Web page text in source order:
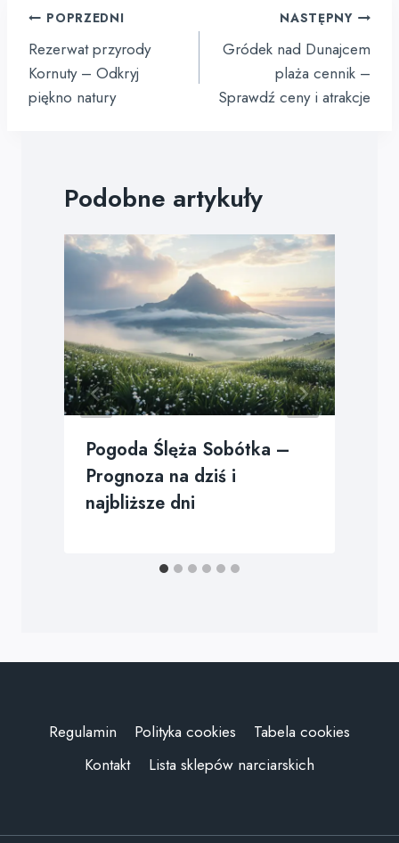
Nawigacja
wpisu
POPRZEDNI
Rezerwat przyrody
Kornuty – Odkryj
piękno natury
NASTĘPNY
Gródek nad Dunajcem
plaża cennik –
Sprawdź ceny i atrakcje
Podobne artykuły
Pogoda Ślęża Sobótka –
Prognoza na dziś i
najbliższe dni
Regulamin Polityka cookies
Tabela cookies
Kontakt
Lista sklepów narciarskich